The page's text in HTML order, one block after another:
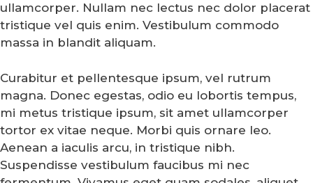
ullamcorper. Nullam nec lectus nec dolor placerat
tristique vel quis enim. Vestibulum commodo
massa in blandit aliquam.
Curabitur et pellentesque ipsum, vel rutrum
magna. Donec egestas, odio eu lobortis tempus,
mi metus tristique ipsum, sit amet ullamcorper
tortor ex vitae neque. Morbi quis ornare leo.
Aenean a iaculis arcu, in tristique nibh.
Suspendisse vestibulum faucibus mi nec